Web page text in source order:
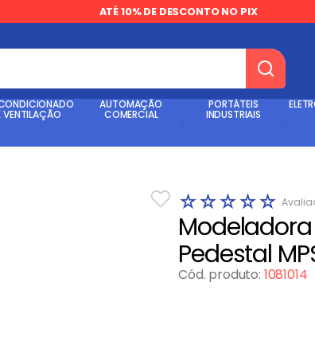
ATÉ 10% DE DESCONTO NO PIX
VENTILAÇÃO
AUTOMAÇÃO
COMERCIAL
PORTÁTEIS
INDUSTRIAIS
☆☆☆☆☆
Pedestal
Cód. produto: 1081014